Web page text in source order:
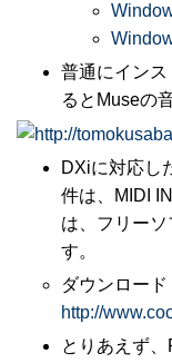
普通にイン
るとMuseの
DXiに対応し
件は、MIDI
は、フリー
す。
ダウンロード
http://
とりあえず